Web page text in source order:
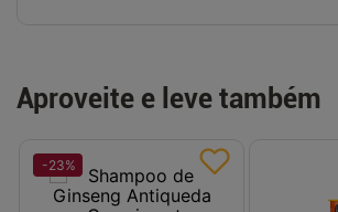
Aproveite e leve também
-23%